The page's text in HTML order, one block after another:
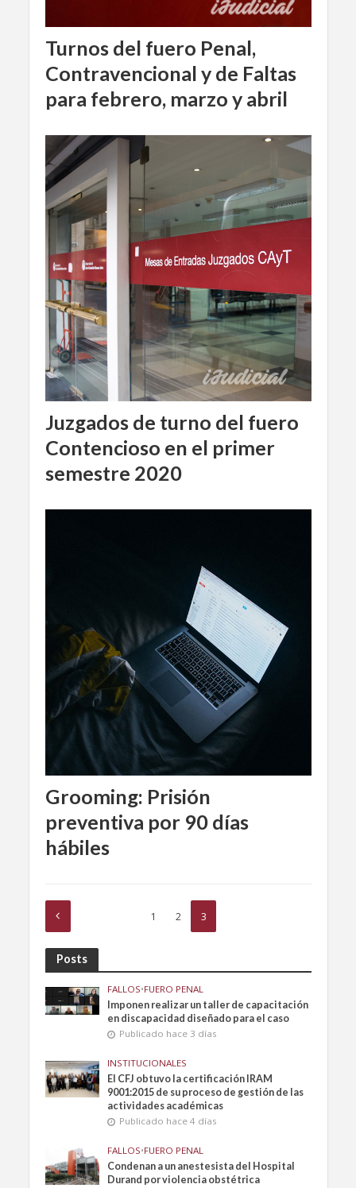
Turnos del fuero Penal,
Contravencional y de Faltas
para febrero, marzo y abril
Juzgados de turno del fuero
Contencioso en el primer
semestre 2020
Grooming: Prisión
preventiva por 90 días
hábiles
1 2 3
Posts
FALLOS•FUERO PENAL
Imponen realizar un taller de capacitación
en discapacidad diseñado para el caso
Publicado hace 3 días
INSTITUCIONALES
El CFJ obtuvo la certificación IRAM
9001:2015 de su proceso de gestión de las
actividades académicas
Publicado hace 4 días
FALLOS•FUERO PENAL
Condenan a un anestesista del Hospital
Durand por violencia obstétrica